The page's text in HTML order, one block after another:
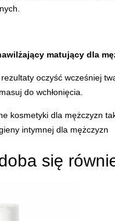
matujący dla
oczyść wcześniej
do wchłonięcia.
kosmetyki dla mężczyzn
intymnej dla mężczyzn
się